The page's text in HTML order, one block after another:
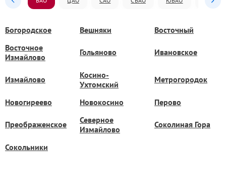
Богородское Вешняки
Восточный
Восточное
Измайлово
Гольяново Ивановское
Измайлово
Косино-
Ухтомский
Метрогородок
Новогиреево Новокосино Перово
Преображенское
Северное
Измайлово
Соколиная Гора
Сокольники